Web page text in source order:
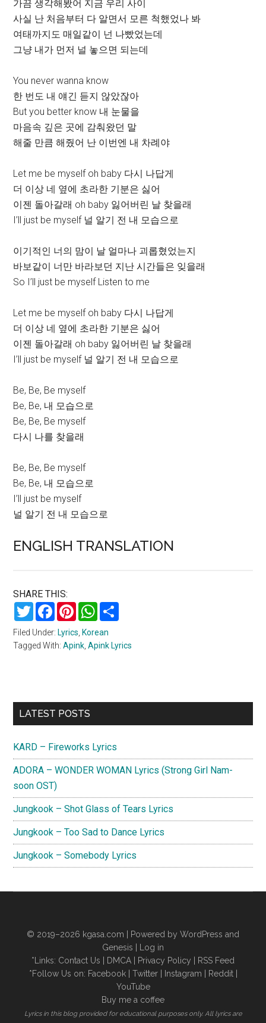
가끔 생각해봤어 지금 우리 사이
사실 난 처음부터 다 알면서 모른 척했었나 봐
여태까지도 매일같이 넌 나빴었는데
그냥 내가 먼저 널 놓으면 되는데
You never wanna know
한 번도 내 얘긴 듣지 않았잖아
But you better know 내 눈물을
마음속 깊은 곳에 감춰왔던 말
해줄 만큼 해줬어 난 이번엔 내 차례야
Let me be myself oh baby 다시 나답게
더 이상 네 옆에 초라한 기분은 싫어
이젠 돌아갈래 oh baby 잃어버린 날 찾을래
I’ll just be myself 널 알기 전 내 모습으로
이기적인 너의 맘이 날 얼마나 괴롭혔었는지
바보같이 너만 바라보던 지난 시간들은 잊을래
So I’ll just be myself Listen to me
Let me be myself oh baby 다시 나답게
더 이상 네 옆에 초라한 기분은 싫어
이젠 돌아갈래 oh baby 잃어버린 날 찾을래
I’ll just be myself 널 알기 전 내 모습으로
Be, Be, Be myself
Be, Be, 내 모습으로
Be, Be, Be myself
다시 나를 찾을래
Be, Be, Be myself
Be, Be, 내 모습으로
I’ll just be myself
널 알기 전 내 모습으로
ENGLISH TRANSLATION
SHARE THIS:
TwitterFacebookPinterestWhatsApp
Filed Under: Lyrics, Korean
Tagged With:Apink,Apink Lyrics
Primary
LATEST POSTS
KARD – Fireworks Lyrics
ADORA – WONDER WOMAN Lyrics (Strong Girl Nam-
soon OST)
Jungkook – Shot Glass of Tears Lyrics
Jungkook – Too Sad to Dance Lyrics
Jungkook – Somebody Lyrics
© 2019–2026 kgasa.com | Powered by WordPress and
Genesis |
Log in
*Links: Contact Us DMCA Privacy Policy
RSS Feed
*Follow Us on: Facebook| Twitter| Instagram Reddit|
YouTube
Buy me a coffee
Lyrics in this blog provided for educational purposes only. All lyrics are